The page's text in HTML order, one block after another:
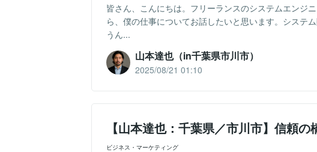
皆さん、こんにちは。フリーランスのシステムエンジ
ら、僕の仕事についてお話したいと思います。システ
うん...
山本達也（in千葉県市川市）
2025/08/21 01:10
【山本達也：千葉県／市川市】信頼
ビジネス・マーケティング